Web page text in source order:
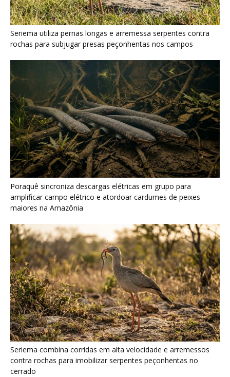
Seriema utiliza pernas longas e arremessa serpentes contra
rochas para subjugar presas peçonhentas nos campos
Poraquê sincroniza descargas elétricas em grupo para
amplificar campo elétrico e atordoar cardumes de peixes
maiores na Amazônia
Seriema combina corridas em alta velocidade e arremessos
contra rochas para imobilizar serpentes peçonhentas no
cerrado